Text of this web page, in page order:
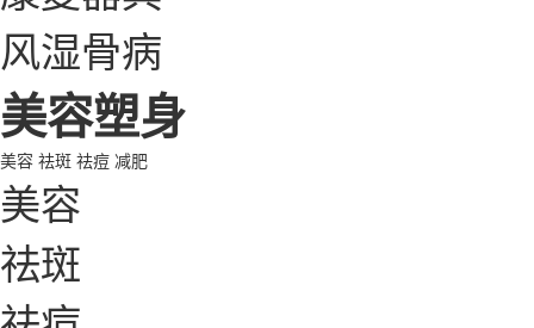
风湿骨病
美容塑身
美容 祛斑 祛痘 减肥
美容
祛斑